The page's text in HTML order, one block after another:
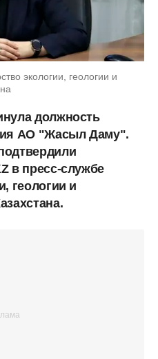
экологии, геологии и
должность
АО "Жасыл Даму".
в пресс-службе
геологии и